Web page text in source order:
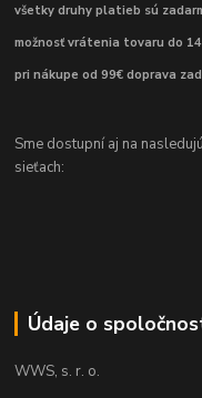
všetky druhy platieb sú
možnosť vrátenia tovaru do
pri nákupe od 99€ doprava
Sme dostupní aj na
sieťach:
Údaje o
WWS, s. r. o.